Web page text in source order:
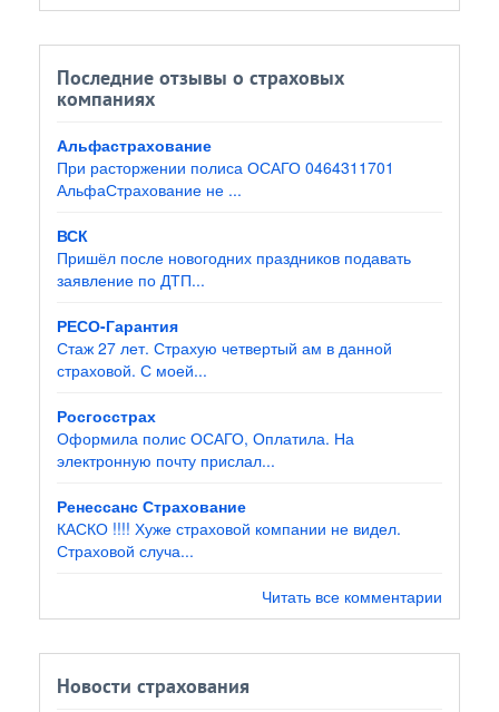
Последние отзывы о страховых
компаниях
Альфастрахование
При расторжении полиса ОСАГО 0464311701
АльфаСтрахование не ...
ВСК
Пришёл после новогодних праздников подавать
заявление по ДТП...
РЕСО-Гарантия
Стаж 27 лет. Страхую четвертый ам в данной
страховой. С моей...
Росгосстрах
Оформила полис ОСАГО, Оплатила. На
электронную почту прислал...
Ренессанс Страхование
КАСКО !!!! Хуже страховой компании не видел.
Страховой случа...
Читать все комментарии
Новости страхования